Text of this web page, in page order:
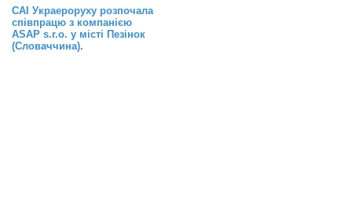
САІ Украероруху розпочала
співпрацю з компанією
ASAP s.r.o. у місті Пезінок
(Словаччина).